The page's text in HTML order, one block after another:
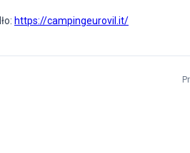
https://campingeurovil.it/